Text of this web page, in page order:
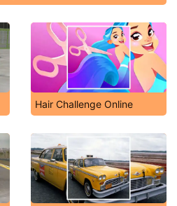
Hair Challenge Online